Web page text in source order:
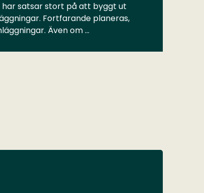
har satsar stort på att byggt ut
Fortfarande planeras,
Även om …